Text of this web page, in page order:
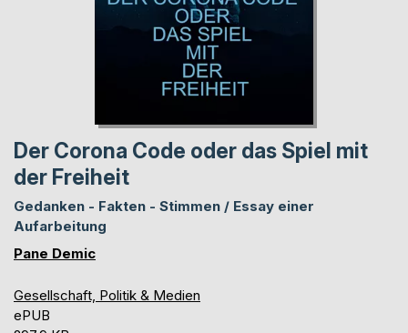
Der Corona Code oder das Spiel mit
der Freiheit
Gedanken - Fakten - Stimmen / Essay einer
Aufarbeitung
Pane Demic
Gesellschaft, Politik & Medien
ePUB